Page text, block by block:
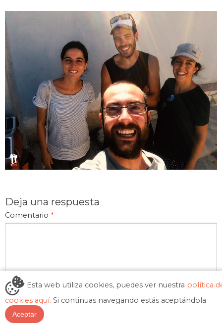
Deja una respuesta
Comentario *
Esta web utiliza cookies, puedes ver nuestra política
cookies aquí. Si continuas navegando estás aceptándola
Aceptar